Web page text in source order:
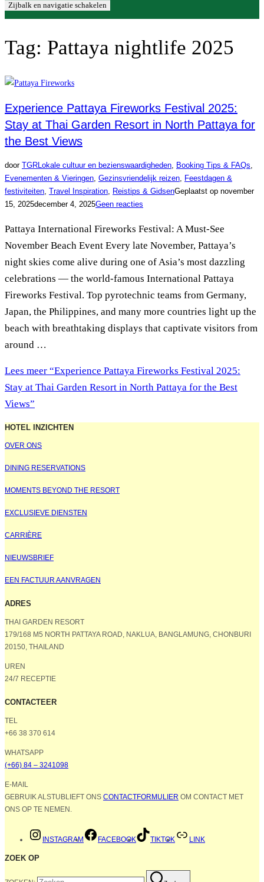
Zijbalk en navigatie schakelen
Tag: Pattaya nightlife 2025
Experience Pattaya Fireworks Festival 2025:
Stay at Thai Garden Resort in North Pattaya for
the Best Views
door TGRLokale cultuur en bezienswaardigheden, Booking Tips & FAQs,
Evenementen & Vieringen, Gezinsvriendelijk reizen, Feestdagen &
festiviteiten, Travel Inspiration, Reistips & GidsenGeplaatst op november
15, 2025december 4, 2025Geen reacties
Pattaya International Fireworks Festival: A Must-See
November Beach Event Every late November, Pattaya’s
night skies come alive during one of Asia’s most dazzling
celebrations — the world-famous International Pattaya
Fireworks Festival. Top pyrotechnic teams from Germany,
Japan, the Philippines, and many more countries light up the
beach with breathtaking displays that captivate visitors from
around …
Lees meer “Experience Pattaya Fireworks Festival 2025:
Stay at Thai Garden Resort in North Pattaya for the Best
Views”
HOTEL INZICHTEN
OVER ONS
DINING RESERVATIONS
MOMENTS BEYOND THE RESORT
EXCLUSIEVE DIENSTEN
CARRIÈRE
NIEUWSBRIEF
EEN FACTUUR AANVRAGEN
ADRES
THAI GARDEN RESORT
179/168 M5 NORTH PATTAYA ROAD, NAKLUA, BANGLAMUNG, CHONBURI
20150, THAILAND
UREN
24/7 RECEPTIE
CONTACTEER
TEL
+66 38 370 614
WHATSAPP
(+66) 84 – 3241098
E-MAIL
GEBRUIK ALSTUBLIEFT ONS CONTACTFORMULIER OM CONTACT MET
ONS OP TE NEMEN.
INSTAGRAM FACEBOOK TIKTOK LINK
ZOEK OP